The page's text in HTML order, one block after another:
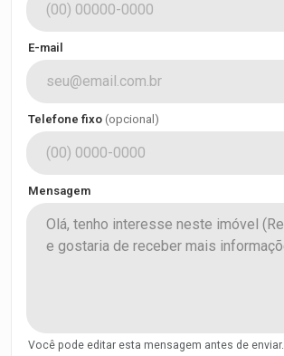
E-mail
Telefone fixo (opcional)
Mensagem
Você pode editar esta mensagem antes de enviar.